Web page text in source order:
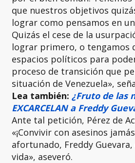
que nuestros objetivos
lograr como pensamos en
Quizás el cese de la
lograr primero, o tengamos
espacios políticos para
proceso de transición que
situación de Venezuela»,
Lea también: ¿Fruto de las
EXCARCELAN a Freddy
Ante tal petición, Pérez de
«¡Convivir con asesinos
afortunado, Freddy
vida», aseveró.